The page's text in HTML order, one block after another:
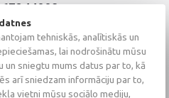
67271055
tehniskās, analītiskās un
lai nodrošinātu mūsu
sniegtu mums datus par to, kā
arī sniedzam informāciju par to,
vietni mūsu sociālo mediju,